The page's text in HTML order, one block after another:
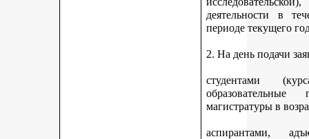
деятельности в
периоде текущего
2. На день подачи
студентами
образовательные
магистратуры в
аспирантами,